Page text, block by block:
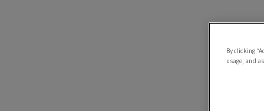
By clicking
usage, and